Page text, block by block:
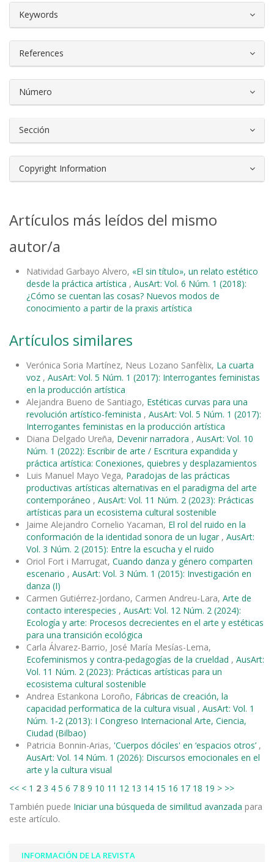
Keywords
References
Número
Sección
Copyright Information
Artículos más leídos del mismo
autor/a
Natividad Garbayo Alvero, «El sin título», un relato estético
desde la práctica artística , AusArt: Vol. 6 Núm. 1 (2018):
¿Cómo se cuentan las cosas? Nuevos modos de
conocimiento a partir de la praxis artística
Artículos similares
Verónica Soria Martínez, Neus Lozano Sanfèlix, La cuarta
voz , AusArt: Vol. 5 Núm. 1 (2017): Interrogantes feministas
en la producción artística
Alejandra Bueno de Santiago, Estéticas curvas para una
revolución artístico-feminista , AusArt: Vol. 5 Núm. 1 (2017):
Interrogantes feministas en la producción artística
Diana Delgado Ureña, Devenir narradora , AusArt: Vol. 10
Núm. 1 (2022): Escribir de arte / Escritura expandida y
práctica artística: Conexiones, quiebres y desplazamientos
Luis Manuel Mayo Vega, Paradojas de las prácticas
productivas artísticas alternativas en el paradigma del arte
contemporáneo , AusArt: Vol. 11 Núm. 2 (2023): Prácticas
artísticas para un ecosistema cultural sostenible
Jaime Alejandro Cornelio Yacaman, El rol del ruido en la
conformación de la identidad sonora de un lugar , AusArt:
Vol. 3 Núm. 2 (2015): Entre la escucha y el ruido
Oriol Fort i Marrugat, Cuando danza y género comparten
escenario , AusArt: Vol. 3 Núm. 1 (2015): Investigación en
danza (I)
Carmen Gutiérrez-Jordano, Carmen Andreu-Lara, Arte de
contacto interespecies , AusArt: Vol. 12 Núm. 2 (2024):
Ecología y arte: Procesos decrecientes en el arte y estéticas
para una transición ecológica
Carla Álvarez-Barrio, José María Mesías-Lema,
Ecofeminismos y contra-pedagogías de la crueldad , AusArt:
Vol. 11 Núm. 2 (2023): Prácticas artísticas para un
ecosistema cultural sostenible
Andrea Estankona Loroño, Fábricas de creación, la
capacidad performatica de la cultura visual , AusArt: Vol. 1
Núm. 1-2 (2013): I Congreso Internacional Arte, Ciencia,
Ciudad (Bilbao)
Patricia Bonnin-Arias, 'Cuerpos dóciles' en ‘espacios otros’ ,
AusArt: Vol. 14 Núm. 1 (2026): Discursos emocionales en el
arte y la cultura visual
<< < 1 2 3 4 5 6 7 8 9 10 11 12 13 14 15 16 17 18 19 > >>
También puede Iniciar una búsqueda de similitud avanzada para
este artículo.
INFORMACIÓN DE LA REVISTA